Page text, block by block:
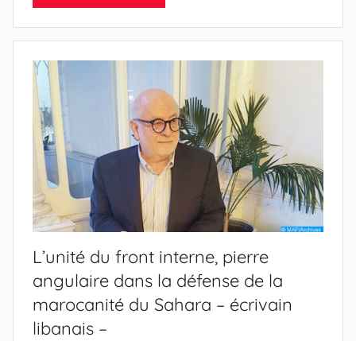
L’unité du front interne, pierre
angulaire dans la défense de la
marocanité du Sahara – écrivain
libanais –